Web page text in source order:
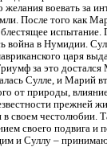
желания воевать за
После того как
война в Нумидии.
царя
за это
Сулле, и Марий
от природы,
прежней
в своем честолюбии.
своего подвига и
и Суллу –